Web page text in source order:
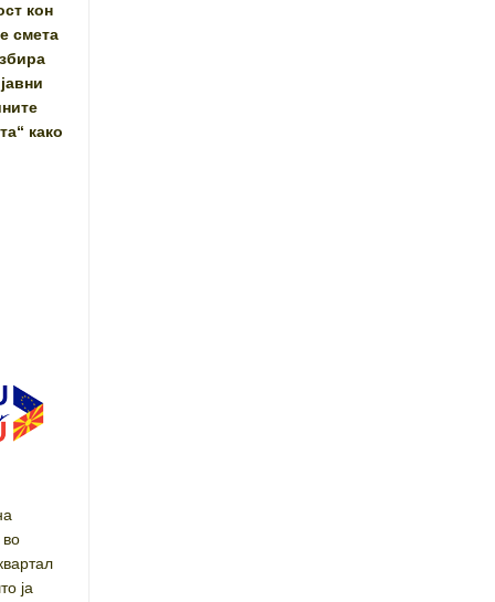
кон
смета
како
во
ја